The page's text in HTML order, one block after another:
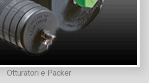
Otturatori e Packer